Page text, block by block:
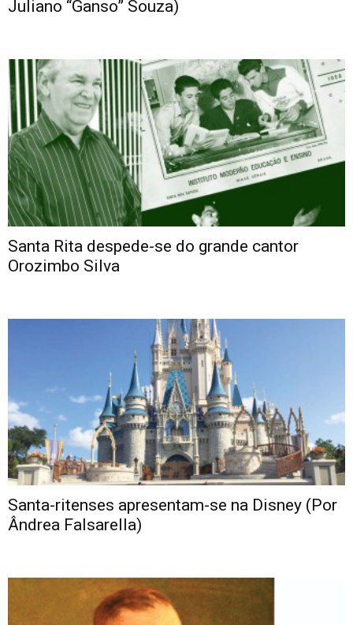
Juliano “Ganso” Souza)
Santa Rita despede-se do grande cantor
Orozimbo Silva
Santa-ritenses apresentam-se na Disney (Por
Ândrea Falsarella)